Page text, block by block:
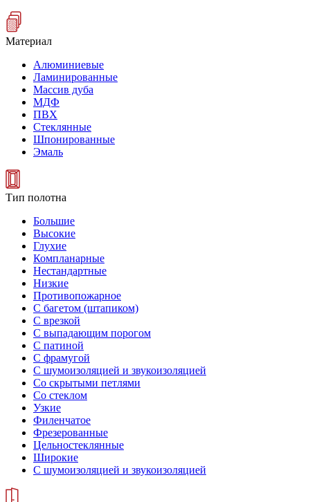
Материал
Алюминиевые
Ламинированные
Массив дуба
МДФ
ПВХ
Стеклянные
Шпонированные
Эмаль
Тип полотна
Большие
Высокие
Глухие
Компланарные
Нестандартные
Низкие
Противопожарное
С багетом (штапиком)
С врезкой
С выпадающим порогом
С патиной
С фрамугой
С шумоизоляцией и звукоизоляцией
Со скрытыми петлями
Со стеклом
Узкие
Филенчатое
Фрезерованные
Цельностеклянные
Широкие
С шумоизоляцией и звукоизоляцией